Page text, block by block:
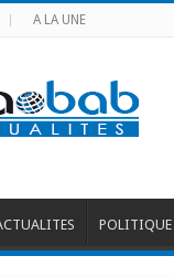
A LA UNE
POLITIQUE